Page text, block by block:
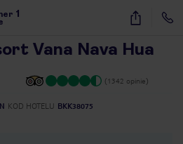
1 25
Vana Nava Hua
(1342 opinie)
KOD HOTELU BKK38075